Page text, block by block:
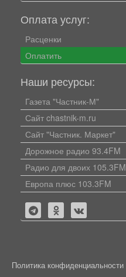
Оплата услуг:
Расценки
Оплатить
Наши ресурсы:
Газета "Частник-М"
Сайт chastnik-m.ru
Сайт "Частник. Маркет"
Дорожное радио 93.4FM
Радио для двоих 105.3FM
Европа плюс 103.3FM
Политика конфиденциальности